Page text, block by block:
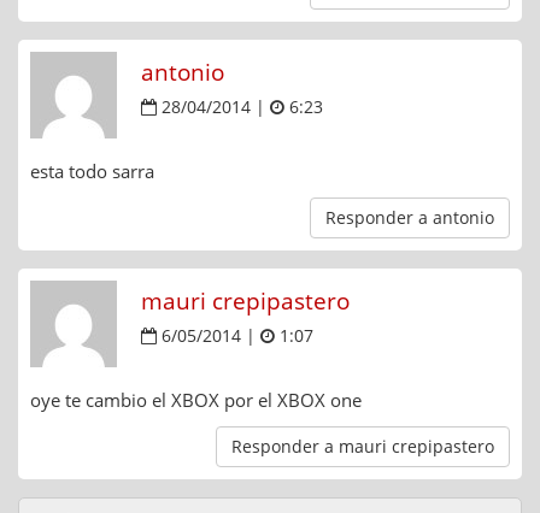
antonio
28/04/2014 | 6:23
esta todo sarra
Responder a antonio
mauri crepipastero
6/05/2014 | 1:07
oye te cambio el XBOX por el XBOX one
Responder a mauri crepipastero